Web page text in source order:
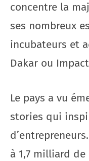
concentre la
ses nombreux
incubateurs et
Dakar ou
Le pays a vu
stories qui
à 1,7 milliard